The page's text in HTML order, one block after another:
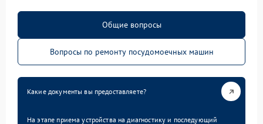
Общие вопросы
Вопросы по ремонту посудомоечных машин
Какие документы вы предоставляете?
На этапе приема устройства на диагностику и последующий